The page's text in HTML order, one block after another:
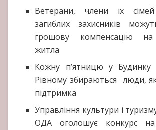
Ветерани, члени їх
загиблих захисників
грошову компенсацію
житла
Кожну п’ятницю у Будинку
Рівному збираються люди,
підтримка
Управління культури і
ОДА оголошує конкурс